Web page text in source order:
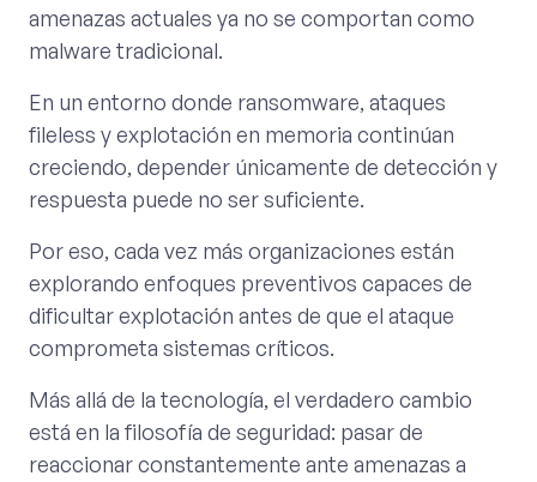
amenazas actuales ya no se comportan como
malware tradicional.
En un entorno donde ransomware, ataques
fileless y explotación en memoria continúan
creciendo, depender únicamente de detección y
respuesta puede no ser suficiente.
Por eso, cada vez más organizaciones están
explorando enfoques preventivos capaces de
dificultar explotación antes de que el ataque
comprometa sistemas críticos.
Más allá de la tecnología, el verdadero cambio
está en la filosofía de seguridad: pasar de
reaccionar constantemente ante amenazas a